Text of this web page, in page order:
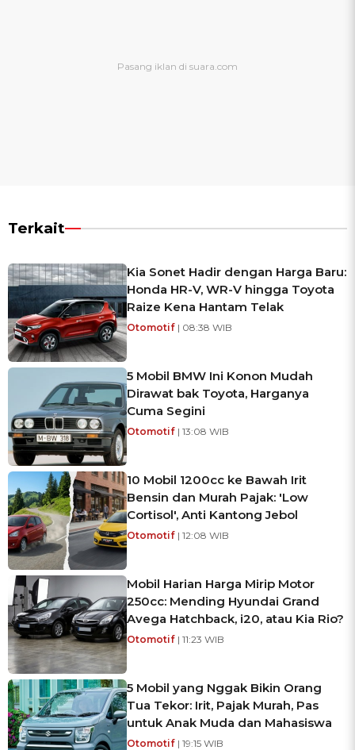
Terkait
Kia Sonet Hadir dengan Harga Baru:
Honda HR-V, WR-V hingga Toyota
Raize Kena Hantam Telak
Otomotif | 08:38 WIB
5 Mobil BMW Ini Konon Mudah
Dirawat bak Toyota, Harganya
Cuma Segini
Otomotif | 13:08 WIB
10 Mobil 1200cc ke Bawah Irit
Bensin dan Murah Pajak: 'Low
Cortisol', Anti Kantong Jebol
Otomotif | 12:08 WIB
Mobil Harian Harga Mirip Motor
250cc: Mending Hyundai Grand
Avega Hatchback, i20, atau Kia Rio?
Otomotif | 11:23 WIB
5 Mobil yang Nggak Bikin Orang
Tua Tekor: Irit, Pajak Murah, Pas
untuk Anak Muda dan Mahasiswa
Otomotif | 19:15 WIB